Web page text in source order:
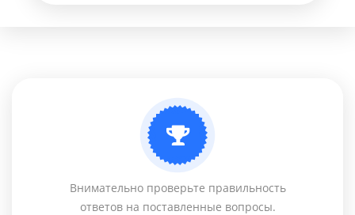
Внимательно проверьте правильность
ответов на поставленные вопросы.